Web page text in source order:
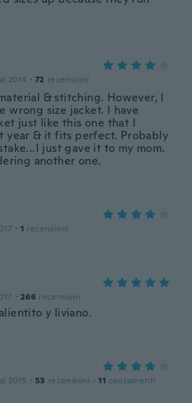
2014 · 72 recensioni
& stitching. However, I
wrong size jacket. I have
just like this one that I
year & it fits perfect. Probably
just gave it to my mom.
another one.
· 1 recensioni
· 266 recensioni
y liviano.
2015 · 53 recensioni · 11 caricamenti